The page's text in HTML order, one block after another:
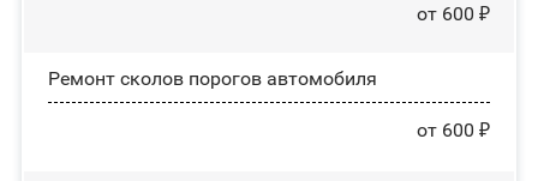
от 600 ₽
Ремонт сколов порогов автомобиля
от 600 ₽